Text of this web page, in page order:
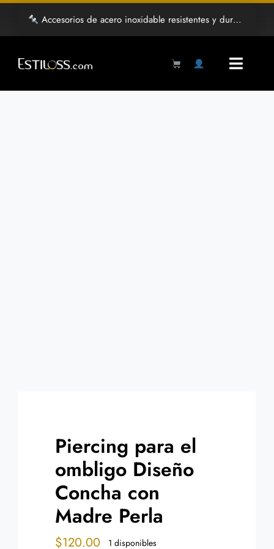
Saltar
contenido
Accesorios de acero inoxidable resistentes y duraderos
Piercing para el
ombligo Diseño
Concha con
Madre Perla
$120.00 1 disponibles